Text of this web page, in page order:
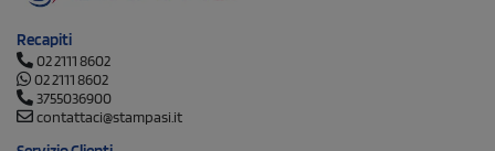
Recapiti
02 2111 8602
02 2111 8602
3755036900
contattaci@stampasi.it